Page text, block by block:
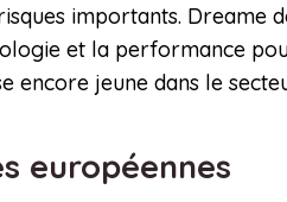
importants.
et la performance
encore jeune dans le
européennes